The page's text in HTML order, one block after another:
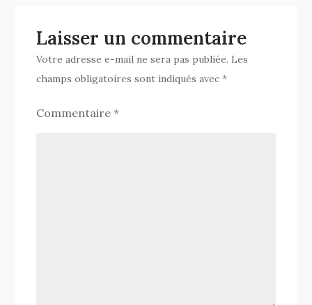
Laisser un commentaire
Votre adresse e-mail ne sera pas publiée. Les
champs obligatoires sont indiqués avec*
Commentaire*